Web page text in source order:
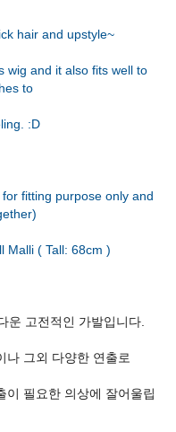
hair and upstyle~
wig and it also fits well to
to
:D
fitting purpose only and
운 고전적인 가발입니다.
나 그외 다양한 연출로
이 필요한 의상에 잘어울립